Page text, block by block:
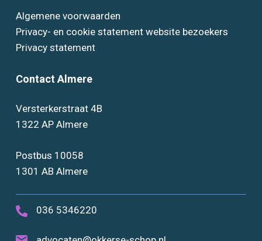
Algemene voorwaarden
Privacy- en cookie statement website bezoekers
Privacy statement
Contact Almere
Versterkerstraat 4B
1322 AP Almere
Postbus 10058
1301 AB Almere
036 5346220